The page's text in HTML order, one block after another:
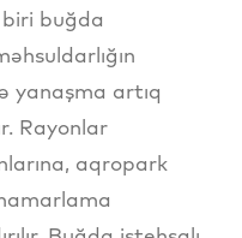
buğda
yanaşma artıq
Rayonlar
aqropark